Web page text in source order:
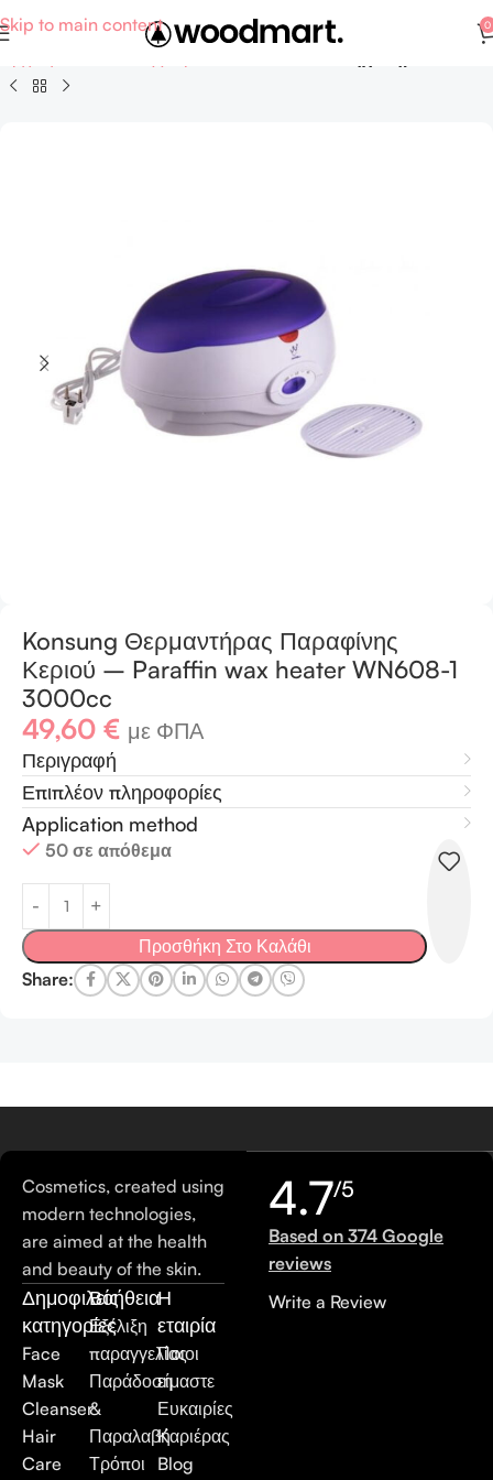
Skip to main content 0
Konsung Θερμαντήρας Παραφίνης
Κεριού – Paraffin wax heater WN608-1
3000cc
49,60 € με ΦΠΑ
Περιγραφή
Επιπλέον πληροφορίες
Application method
50 σε απόθεμα
Προσθήκη Στο Καλάθι
Share:
Cosmetics, created using
modern technologies,
are aimed at the health
and beauty of the skin.
Δημοφιλείς
κατηγορίες
Face
Mask
Cleanser
Hair
Care
Βοήθεια
Εξέλιξη
παραγγελίας
Παράδοση
&
Παραλαβή
Τρόποι
Η
εταιρία
Ποιοι
είμαστε
Ευκαιρίες
Καριέρας
Blog
4.7/5
Based on 374 Google
reviews
Write a Review